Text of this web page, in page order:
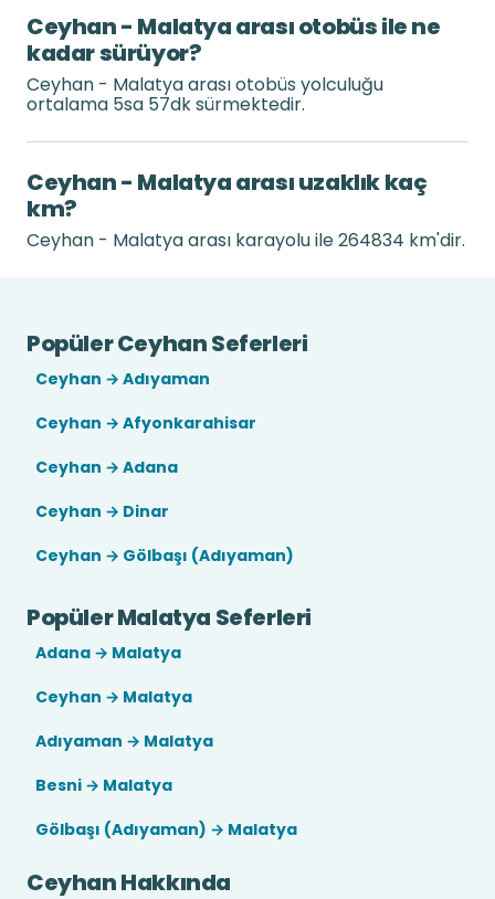
Ceyhan - Malatya arası otobüs ile ne
kadar sürüyor?
Ceyhan - Malatya arası otobüs yolculuğu
ortalama 5sa 57dk sürmektedir.
Ceyhan - Malatya arası uzaklık kaç
km?
Ceyhan - Malatya arası karayolu ile 264834 km'dir.
Popüler Ceyhan Seferleri
Ceyhan → Adıyaman
Ceyhan → Afyonkarahisar
Ceyhan → Adana
Ceyhan → Dinar
Ceyhan → Gölbaşı (Adıyaman)
Popüler Malatya Seferleri
Adana → Malatya
Ceyhan → Malatya
Adıyaman → Malatya
Besni → Malatya
Gölbaşı (Adıyaman) → Malatya
Ceyhan Hakkında